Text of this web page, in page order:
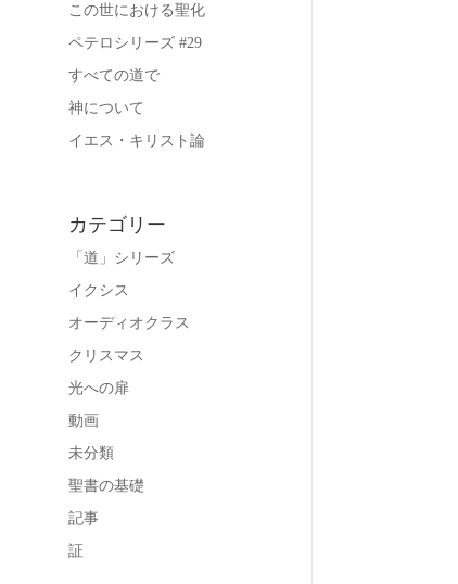
この世における聖化
ペテロシリーズ #29
すべての道で
神について
イエス・キリスト論
カテゴリー
「道」シリーズ
イクシス
オーディオクラス
クリスマス
光への扉
動画
未分類
聖書の基礎
記事
証